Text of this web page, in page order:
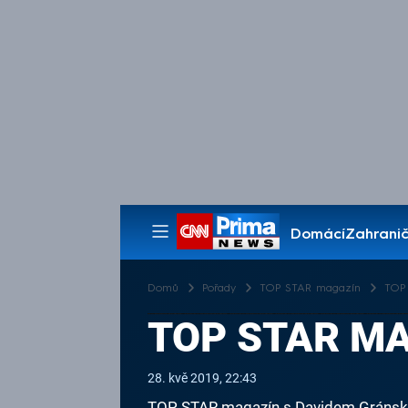
Domácí
Pořady
Domů Pořady TOP STAR magazín
TOP STAR
28. kvě 2019, 22:43